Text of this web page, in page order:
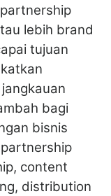
lebih brand
tujuan
bagi
bisnis
content
distribution